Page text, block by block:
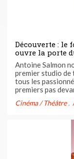
Découverte : le
ouvre la porte
immersif à Paris
Antoine Salmon
premier studio de
tous les
premiers pas
expérience
Cinéma / Théâtre